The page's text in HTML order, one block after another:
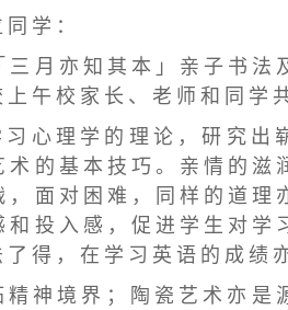
学 ：
月 亦 知 其 本 」 亲 子 书 法
午 校 家 长 、 老 师 和 同 学
心 理 学 的 理 论 ， 研 究 出
的 基 本 技 巧 。 亲 情 的 滋
面 对 困 难 ， 同 样 的 道 理
投 入 感 ， 促 进 学 生 对 学
得 ， 在 学 习 英 语 的 成 绩 亦
神 境 界 ； 陶 瓷 艺 术 亦 是